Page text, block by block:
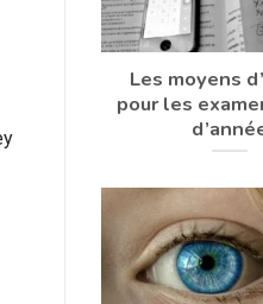
Les moyens
pour les